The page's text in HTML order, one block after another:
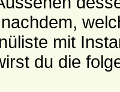
mit
du die